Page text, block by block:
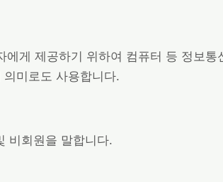
게 제공하기 위하여 컴퓨터 등 정보통
미로도 사용합니다.
비회원을 말합니다.